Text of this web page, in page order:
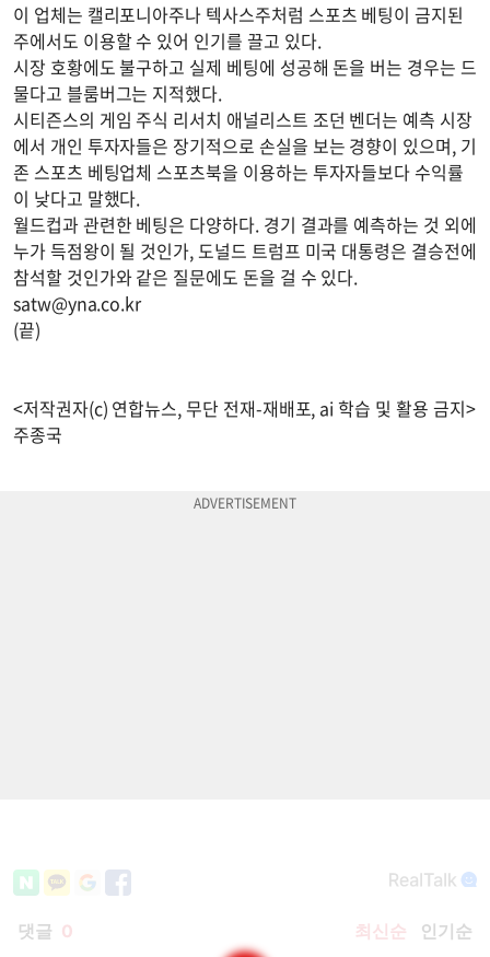
이 업체는 캘리포니아주나 텍사스주처럼 스포츠 베팅이 금지된
주에서도 이용할 수 있어 인기를 끌고 있다.
시장 호황에도 불구하고 실제 베팅에 성공해 돈을 버는 경우는 드
물다고 블룸버그는 지적했다.
시티즌스의 게임 주식 리서치 애널리스트 조던 벤더는 예측 시장
에서 개인 투자자들은 장기적으로 손실을 보는 경향이 있으며, 기
존 스포츠 베팅업체 스포츠북을 이용하는 투자자들보다 수익률
이 낮다고 말했다.
월드컵과 관련한 베팅은 다양하다. 경기 결과를 예측하는 것 외에
누가 득점왕이 될 것인가, 도널드 트럼프 미국 대통령은 결승전에
참석할 것인가와 같은 질문에도 돈을 걸 수 있다.
satw@yna.co.kr
(끝)
<저작권자(c) 연합뉴스, 무단 전재-재배포, ai 학습 및 활용 금지>
주종국